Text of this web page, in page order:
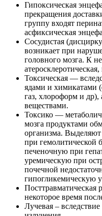
Гипоксическая
прекращения
группу входят
асфиксическая
Сосудистая
возникает при
головного мозга. К
Токсическая —
ядами и химикатами
газ, хлороформ и др),
веществами.
Токсико —
мозга продуктами
организма.
при гемолитической
печеночную при
уремическую при
почечной
гипогликемическую
Посттравматическая
некоторое время
Лучевая –